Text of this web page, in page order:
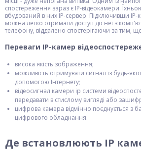
спостереження зараз є IP-відеокамери.
вбудований в них IP-сервер. Підключивши IP-
можна легко отримати доступ до неї з
телефону, віддалено спостерігаючи за тим, що
Переваги IP-камер
висока якість зображення;
можливість отримувати сигнал із будь-
допомогою Інтернету;
відеосигнал камери ip системи
передавати в стислому вигляді або
цифрова камера відмінно поєднується з
цифрового обладнання.
Де встановлюють IP